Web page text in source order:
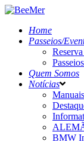
Home
Passeios/
Quem Somos
Notícias
Manuais
BMW